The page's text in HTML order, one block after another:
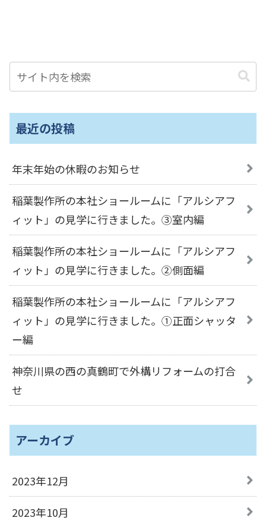
最近の投稿
年末年始の休暇のお知らせ
稲葉製作所の本社ショールームに「アルシアフ
ィット」の見学に行きました。③室内編
稲葉製作所の本社ショールームに「アルシアフ
ィット」の見学に行きました。②側面編
稲葉製作所の本社ショールームに「アルシアフ
ィット」の見学に行きました。①正面シャッタ
ー編
神奈川県の西の真鶴町で外構リフォームの打合
せ
アーカイブ
2023年12月
2023年10月